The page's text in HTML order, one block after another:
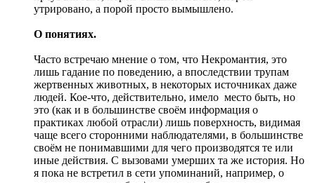
утрировано, а порой просто вымышлено.
О понятиях.
Часто встречаю мнение о том, что Некромантия, это
лишь гадание по поведению, а впоследствии трупам
жертвенных животных, в некоторых источниках даже
людей. Кое-что, действительно, имело место быть, но
это (как и в большинстве своём информация о
практиках любой отрасли) лишь поверхность, видимая
чаще всего сторонними наблюдателями, в большинстве
своём не понимавшими для чего производятся те или
иные действия. С вызовами умерших та же история. Но
я пока не встретил в сети упоминаний, например, о